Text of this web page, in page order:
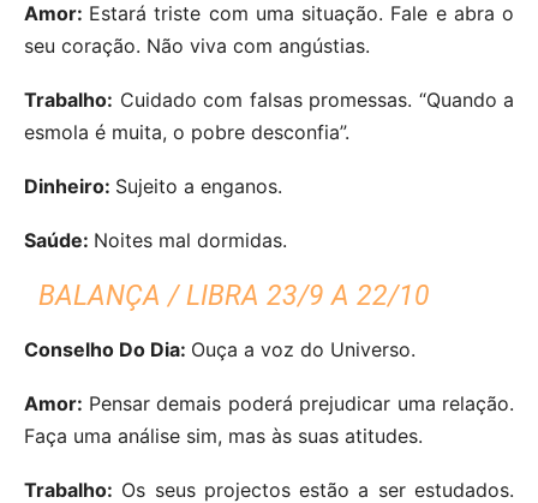
Amor: Estará triste com uma situação. Fale e abra o
seu coração. Não viva com angústias.
Trabalho: Cuidado com falsas promessas. “Quando a
esmola é muita, o pobre desconfia”.
Dinheiro: Sujeito a enganos.
Saúde: Noites mal dormidas.
BALANÇA / LIBRA 23/9 A 22/10
Conselho Do Dia: Ouça a voz do Universo.
Amor: Pensar demais poderá prejudicar uma relação.
Faça uma análise sim, mas às suas atitudes.
Trabalho: Os seus projectos estão a ser estudados.